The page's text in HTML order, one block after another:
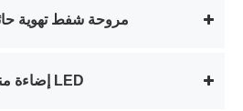
مروحة شفط تهوية
إضاءة منزلية LED